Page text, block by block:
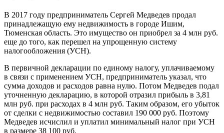
В 2017 году предприниматель Сергей Медведев продал
принадлежащую ему недвижимость в городе Ишим,
Тюменская область. Это имущество он приобрел за 4 млн руб.
еще до того, как перешел на упрощенную систему
налогообложения (УСН).
В первичной декларации по единому налогу, уплачиваемому
в связи с применением УСН, предприниматель указал, что
сумма доходов и расходов равна нулю. Потом Медведев подал
уточненную декларацию, в которой отразил прибыль в 3,81
млн руб. при расходах в 4 млн руб. Таким образом, его убыток
от сделки с недвижимостью составил 190 000 руб. Поэтому
Медведев исчислил и уплатил минимальный налог при УСН
в размере 38 100 руб.